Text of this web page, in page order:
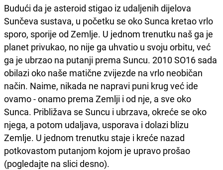
Budući da je asteroid stigao iz udaljenih dijelova
Sunčeva sustava, u početku se oko Sunca kretao vrlo
sporo, sporije od Zemlje. U jednom trenutku naš ga je
planet privukao, no nije ga uhvatio u svoju orbitu, već
ga je ubrzao na putanji prema Suncu. 2010 SO16 sada
obilazi oko naše matične zvijezde na vrlo neobičan
način. Naime, nikada ne napravi puni krug već ide
ovamo - onamo prema Zemlji i od nje, a sve oko
Sunca. Približava se Suncu i ubrzava, okreće se oko
njega, a potom udaljava, usporava i dolazi blizu
Zemlje. U jednom trenutku staje i kreće nazad
potkovastom putanjom kojom je upravo prošao
(pogledajte na slici desno).